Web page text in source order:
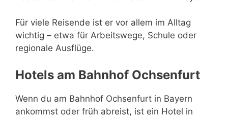
Für viele Reisende ist er vor allem im Alltag
wichtig – etwa für Arbeitswege, Schule oder
regionale Ausflüge.
Hotels am Bahnhof Ochsenfurt
Wenn du am Bahnhof Ochsenfurt in Bayern
ankommst oder früh abreist, ist ein Hotel in